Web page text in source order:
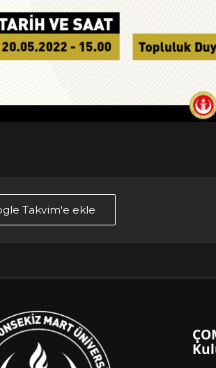
Takvim'e ekle